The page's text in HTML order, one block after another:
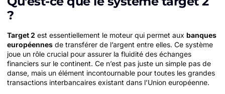
?
Target 2 est essentiellement le moteur qui permet aux banques
européennes de transférer de l’argent entre elles. Ce système
joue un rôle crucial pour assurer la fluidité des échanges
financiers sur le continent. Ce n’est pas juste un simple pas de
danse, mais un élément incontournable pour toutes les grandes
transactions interbancaires existant dans l’Union européenne.